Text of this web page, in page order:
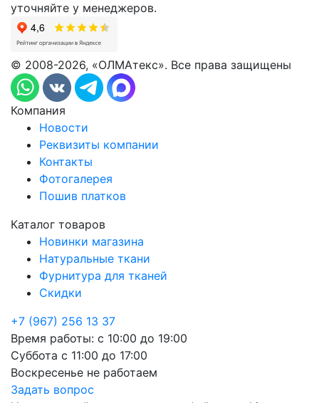
уточняйте у менеджеров.
© 2008-2026, «ОЛМАтекс». Все права защищены
Компания
Новости
Реквизиты компании
Контакты
Фотогалерея
Пошив платков
Каталог товаров
Новинки магазина
Натуральные ткани
Фурнитура для тканей
Скидки
+7 (967) 256 13 37
Время работы: с 10:00 до 19:00
Суббота с 11:00 до 17:00
Воскресенье не работаем
Задать вопрос